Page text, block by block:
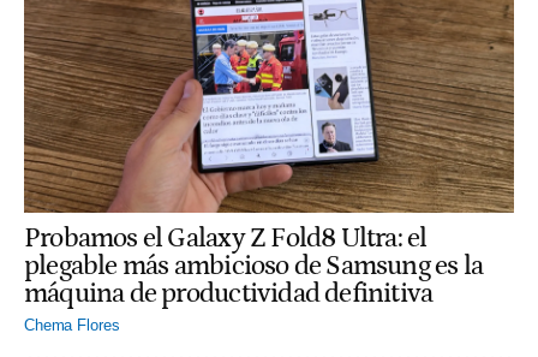
Probamos el Galaxy Z Fold8 Ultra: el
plegable más ambicioso de Samsung es la
máquina de productividad definitiva
Chema Flores